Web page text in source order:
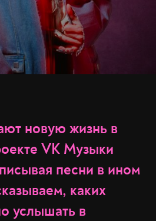
новую жизнь в
VK Музыки
песни в ином
каких
услышать в